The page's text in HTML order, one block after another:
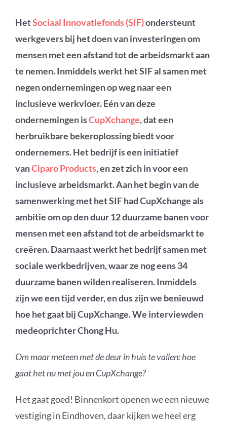
HetSociaal Innovatiefonds (SIF)ondersteunt
werkgevers bij het doen van investeringen om
mensen met een afstand tot de arbeidsmarkt aan
te nemen. Inmiddels werkt het SIF al samen met
negen ondernemingen op weg naar een
inclusieve werkvloer. Eén van deze
ondernemingen isCupXchange, dat een
herbruikbare bekeroplossing biedt voor
ondernemers. Het bedrijf is een initiatief
vanCiparo Products, en zet zich in voor een
inclusieve arbeidsmarkt. Aan het begin van de
samenwerking met het SIF had CupXchange als
ambitie om op den duur 12 duurzame banen voor
mensen met een afstand tot de arbeidsmarkt te
creëren. Daarnaast werkt het bedrijf samen met
sociale werkbedrijven, waar ze nog eens 34
duurzame banen wilden realiseren. Inmiddels
zijn we een tijd verder, en dus zijn we benieuwd
hoe het gaat bij CupXchange. We interviewden
medeoprichter Chong Hu.
Om maar meteen met de deur in huis te vallen: hoe
gaat het nu met jou en CupXchange?
Het gaat goed! Binnenkort openen we een nieuwe
vestiging in Eindhoven, daar kijken we heel erg